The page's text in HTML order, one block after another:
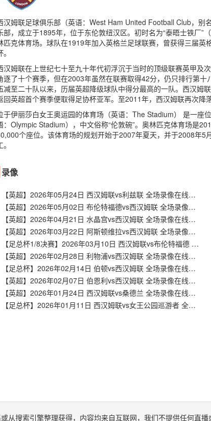
汉姆联足球俱乐部（英语：West Ham United Football Club，
部，成立于1895年，位于东伦敦纽汉区。初时名为“泰晤士铁厂
匹克体育场。球队在1919年加入英格兰足球联赛，曾获得三届
汉姆联在上世纪七十至九十年代初浮沉于当时的顶级联赛英甲及
逐了十个赛季，但在2003年虽然在联赛取得42分，仍只排行第
减至二十队以来，历届英超降级球队中得分最高的一队。西汉姆
回英超首个赛季便取得足协杯亚军。至2011年，西汉姆联再次降
于伊丽莎白女王奥运园的体育场（英语：The Stadium） 是一座
：Olympic Stadium），中文俗称“伦敦碗”。奥林匹克体育场是
个座位。该体育场的规划开始于2007年夏天，并于2008年
录像
【英超】2026年05月24日 西汉姆联vs利兹联 全场录像在线回放
【英超】2026年05月02日 布伦特福德vs西汉姆联 全场录像在线回放
【英超】2026年04月21日 水晶宫vs西汉姆联 全场录像在线回放
【英超】2026年03月22日 阿斯顿维拉vs西汉姆联 全场录像在线回放
【足总杯1/8决赛】2026年03月10日 西汉姆联vs布伦特福德 全场录像在线回放
【英超】2026年02月28日 利物浦vs西汉姆联 全场录像在线回放
【足总杯】2026年02月14日 伯顿vs西汉姆联 全场录像在线回放
【英超】2026年02月07日 伯恩利vs西汉姆联 全场录像在线回放
【英超】2026年01月24日 西汉姆联vs桑德兰 全场录像在线回放
【足总杯】2026年01月11日 西汉姆联vs女王公园巡游者 全场录像在线回放
从搜索引擎整理获得，内容均来自互联网，我们不提供任何直